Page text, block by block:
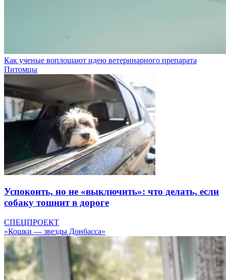
Как ученые воплощают идею ветеринарного препарата
Питомцы
Успокоить, но не «выключить»: что делать, если
собаку тошнит в дороге
СПЕЦПРОЕКТ
«Кошки — звезды Донбасса»